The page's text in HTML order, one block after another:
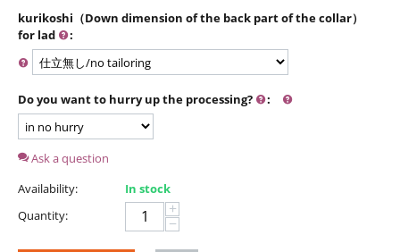
kurikoshi（Down dimension of the back part of the collar）
for lad
:
Do you want to hurry up the processing? :
Ask a question
Availability:
In stock
Quantity:
+
−